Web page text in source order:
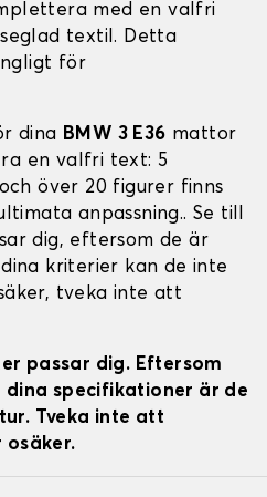
med en valfri
textil. Detta
för
dina BMW 3 E36 mattor
en valfri text: 5
över 20 figurer finns
anpassning.. Se till
dig, eftersom de är
kriterier kan de inte
tveka inte att
passar dig. Eftersom
specifikationer är de
Tveka inte att
osäker.